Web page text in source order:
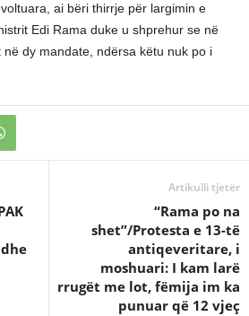
ai bëri thirrje për largimin e
Edi Rama duke u shprehur se në
dy mandate, ndërsa këtu nuk po i
Artikulli tjetër
“Rama po na
shet”/Protesta e 13-të
antiqeveritare, i
moshuari: I kam larë
rrugët me lot, fëmija im ka
punuar që 12 vjeç